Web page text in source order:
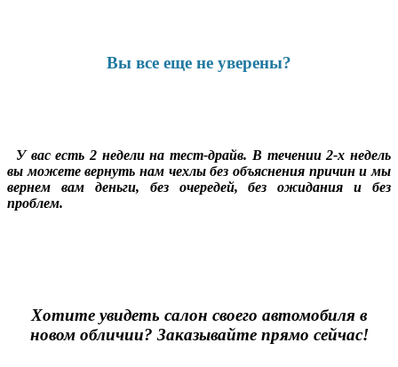
Вы все еще не уверены?
У вас есть 2 недели на тест-драйв. В течении 2-х недель
вы можете вернуть нам чехлы без объяснения причин и мы
вернем вам деньги, без очередей, без ожидания и без
проблем.
Хотите увидеть салон своего автомобиля в
новом обличии? Заказывайте прямо сейчас!